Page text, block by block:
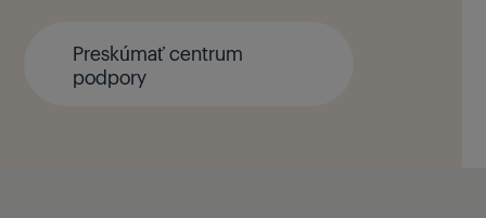
Preskúmať centrum
podpory